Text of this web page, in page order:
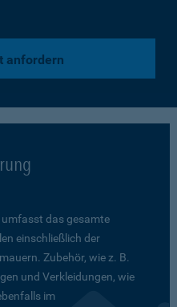
anfordern
umfasst das gesamte
einschließlich der
Zubehör, wie z. B.
und Verkleidungen, wie
im